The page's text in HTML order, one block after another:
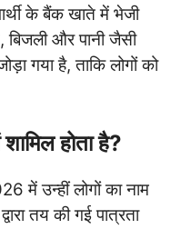
के बैंक खाते में भेजी
और पानी जैसी
गया है, ताकि लोगों को
होता है?
में उन्हीं लोगों का नाम
तय की गई पात्रता